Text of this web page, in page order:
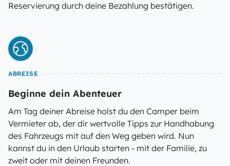
Reservierung durch deine Bezahlung bestätigen.
ABREISE
Beginne dein Abenteuer
Am Tag deiner Abreise holst du den Camper beim
Vermieter ab, der dir wertvolle Tipps zur Handhabung
des Fahrzeugs mit auf den Weg geben wird. Nun
kannst du in den Urlaub starten - mit der Familie, zu
zweit oder mit deinen Freunden.